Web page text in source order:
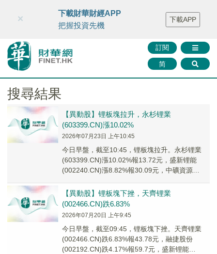
財華智庫網 FINTV FINMETA 財華證券 媒體矩陣
智庫沙龍
聯絡我們
訂閱
简
×
下載財華財經APP
把握投資先機
下載APP
搜尋結果
【異動股】锂板塊拉升，永杉锂業
(603399.CN)漲10.02%
2026年07月23日 上午10:45
今日早盤，截至10:45，锂板塊拉升。永杉锂業
(603399.CN)漲10.02%報13.72元，盛新锂能
(002240.CN)漲8.82%報30.09元，中礦資源
【異動股】锂板塊下挫，天齊锂業
(002466.CN)跌6.83%
2026年07月20日 上午9:45
今日早盤，截至09:45，锂板塊下挫。天齊锂業
(002466.CN)跌6.83%報43.78元，融捷股份
(002192.CN)跌4.17%報59.7元，盛新锂能